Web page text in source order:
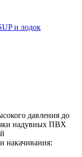
и лодок
давления до
надувных ПВХ
накачивания: